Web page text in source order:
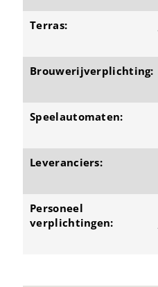
Terras:
Brouwerijverplichting:
Speelautomaten:
Leveranciers:
Personeel
verplichtingen: